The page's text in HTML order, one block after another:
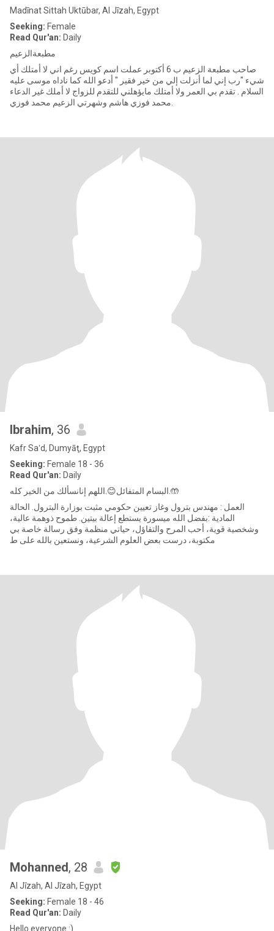
Madīnat Sittah Uktūbar, Al Jīzah, Egypt
Seeking: Female
Read Qur'an: Daily
مطبعةالزعيم
صاحب مطبعة الزعيم ب 6 أكتوبر عملت اسم كويس رغم اني لا أمتلك أي
شيء "رب إني لما أنزلت إلي من خير فقير " أدعو الله كما ناداه موسى عليه
السلام . تقدم بي العمر ولا أمتلك مايؤهلني للتقدم للزواج لا أملك غير الدعاء
.محمد فوزي هاشم وشهرتي الزعيم محمد فوزي
Ibrahim, 36
Kafr Sa‛d, Dumyāţ, Egypt
Seeking: Female 18 - 36
Read Qur'an: Daily
البسام المتفائل😊.اللهم إنانسألك من الخير كله.🤲
العمل : مهندس بترول وغاز تعيين حكومي مثبت بوزارة البترول. الحالة
المادية :بفضل الله ميسورة يستطع إعالة بيتين. طموح ذوهمة عالية،
وشخصية قوية، أحب المرح والتفاؤل، حياتي منظمة وفق رسالة خاصة بي
مكتوبة، درست بعض العلوم الشرعية، ونستعين بالله على ط
Mohanned, 28
Al Jīzah, Al Jīzah, Egypt
Seeking: Female 18 - 46
Read Qur'an: Daily
Hello everyone :)